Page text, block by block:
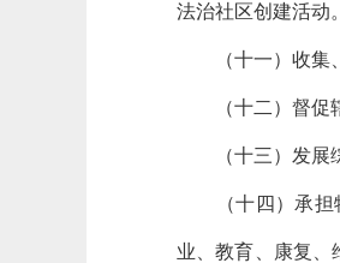
法治社区创建活动。
（十一）收集、
（十二）督促辖
（十三）发展综
（十四）承担特
业、教育、康复、